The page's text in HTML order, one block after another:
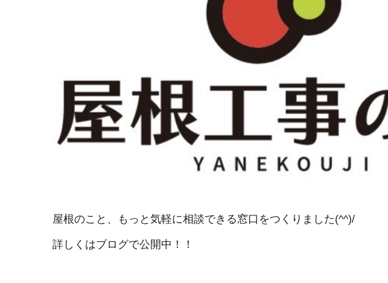
屋根のこと、 もっと気軽に相談できる窓口をつくりました(^^)/
詳しくはブログで公開中！！